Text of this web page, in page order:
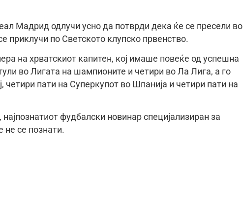
Мадрид одлучи усно да потврди дека ќе се пресели во
приклучи по Светското клупско првенство.
на хрватскиот капитен, кој имаше повеќе од успешна
во Лигата на шампионите и четири во Ла Лига, а го
четири пати на Суперкупот во Шпанија и четири пати на
фудбалски новинар специјализиран за
не се познати.